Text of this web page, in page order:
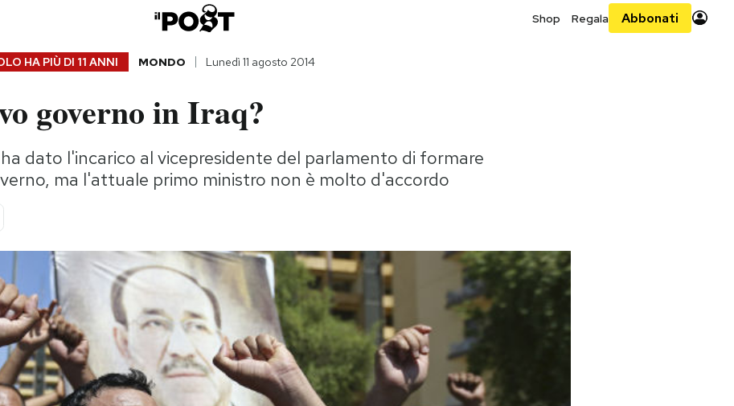
Shop Regala Abbonati
HA PIÙ DI 11 ANNI MONDO Lunedì 11 agosto 2014
governo in Iraq?
dato l'incarico al vicepresidente del parlamento di formare
ma l'attuale primo ministro non è molto d'accordo